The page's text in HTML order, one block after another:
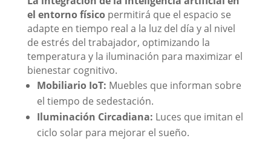
el entorno físicopermitirá que el espacio se
adapte en tiempo real a la luz del día y al nivel
de estrés del trabajador, optimizando la
temperatura y la iluminación para maximizar el
bienestar cognitivo.
Mobiliario IoT: Muebles que informan sobre
el tiempo de sedestación.
Iluminación Circadiana: Luces que imitan el
ciclo solar para mejorar el sueño.